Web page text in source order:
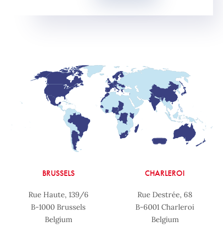
BRUSSELS
Rue Haute, 139/6
B-1000 Brussels
Belgium
CHARLEROI
Rue Destrée, 68
B-6001 Charleroi
Belgium